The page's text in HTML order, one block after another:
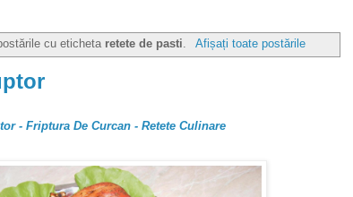
cu eticheta retete de pasti. Afișați toate postările
- Friptura De Curcan - Retete Culinare